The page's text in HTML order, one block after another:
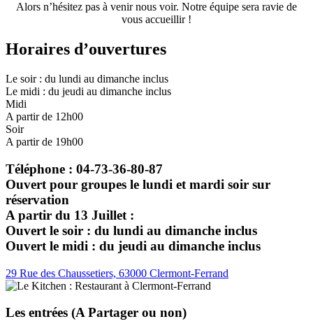
Alors n’hésitez pas à venir nous voir. Notre équipe sera ravie de
vous accueillir !
Horaires d’ouvertures
Le soir : du lundi au dimanche inclus
Le midi : du jeudi au dimanche inclus
Midi
A partir de 12h00
Soir
A partir de 19h00
Téléphone : 04-73-36-80-87
Ouvert pour groupes le lundi et mardi soir sur
réservation
A partir du 13 Juillet :
Ouvert le soir : du lundi au dimanche inclus
Ouvert le midi : du jeudi au dimanche inclus
29 Rue des Chaussetiers, 63000 Clermont-Ferrand
Les entrées (A Partager ou non)